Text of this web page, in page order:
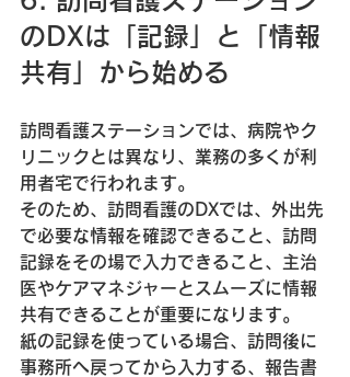
のDXは「記録」と「情報
共有」から始める
訪問看護ステーションでは、病院やク
リニックとは異なり、業務の多くが利
用者宅で行われます。
そのため、訪問看護のDXでは、外出先
で必要な情報を確認できること、訪問
記録をその場で入力できること、主治
医やケアマネジャーとスムーズに情報
共有できることが重要になります。
紙の記録を使っている場合、訪問後に
事務所へ戻ってから入力する、報告書